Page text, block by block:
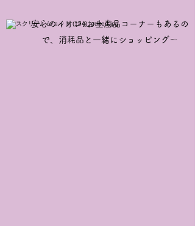
​​安心のイオン♪お土産品コーナーもあるの
で、消耗品と一緒にショッピング～